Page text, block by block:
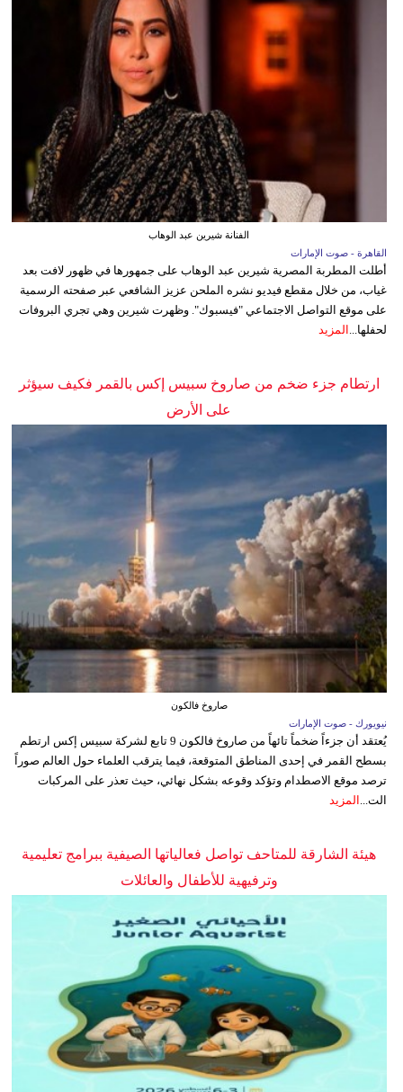
الفنانة شيرين عبد الوهاب
القاهرة - صوت الإمارات
أطلت المطربة المصرية شيرين عبد الوهاب على جمهورها في ظهور لافت بعد
غياب، من خلال مقطع فيديو نشره الملحن عزيز الشافعي عبر صفحته الرسمية
على موقع التواصل الاجتماعي "فيسبوك". وظهرت شيرين وهي تجري البروفات
لحفلها... المزيد
ارتطام جزء ضخم من صاروخ سبيس إكس بالقمر فكيف سيؤثر
على الأرض
صاروخ فالكون
نيويورك - صوت الإمارات
يُعتقد أن جزءاً ضخماً تائهاً من صاروخ فالكون 9 تابع لشركة سبيس إكس ارتطم
بسطح القمر في إحدى المناطق المتوقعة، فيما يترقب العلماء حول العالم صوراً
ترصد موقع الاصطدام وتؤكد وقوعه بشكل نهائي، حيث تعذر على المركبات
الت...
المزيد
هيئة الشارقة للمتاحف تواصل فعالياتها الصيفية ببرامج تعليمية
وترفيهية للأطفال والعائلات